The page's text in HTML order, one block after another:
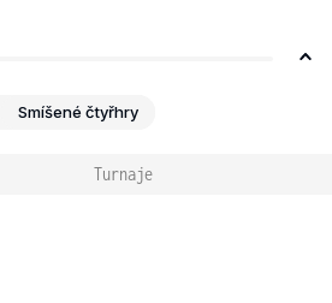
Smíšené čtyřhry
Turnaje